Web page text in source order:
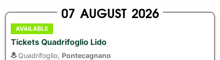
07 AUGUST 2026
AVAILABLE
Tickets Quadrifoglio Lido
Quadrifoglio, Pontecagnano